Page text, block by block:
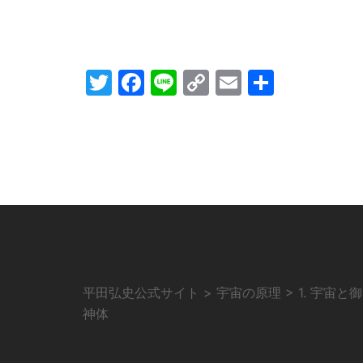
Twitter
Facebook
LineCopyEmail
平田弘史公式サイト > 宇宙の原理 > 1. 宇宙と御
神体